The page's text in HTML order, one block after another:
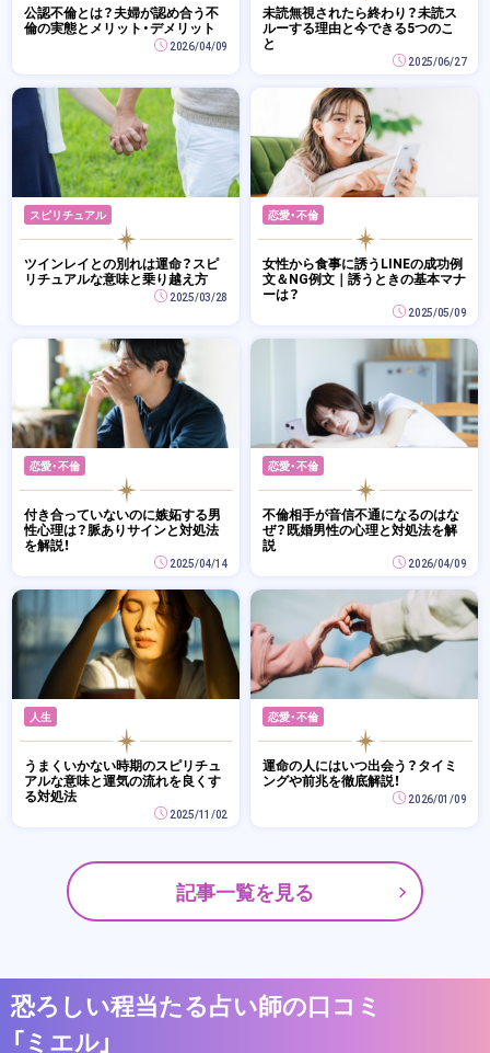
公認不倫とは？夫婦が認め合う不
倫の実態とメリット・デメリット
2026/04/09
未読無視されたら終わり？未読ス
ルーする理由と今できる5つのこ
と
2025/06/27
スピリチュアル
ツインレイとの別れは運命？スピ
リチュアルな意味と乗り越え方
2025/03/28
恋愛・不倫
女性から食事に誘うLINEの成功例
文＆NG例文｜誘うときの基本マナ
ーは？
2025/05/09
恋愛・不倫
付き合っていないのに嫉妬する男
性心理は？脈ありサインと対処法
を解説！
2025/04/14
恋愛・不倫
不倫相手が音信不通になるのはな
ぜ？既婚男性の心理と対処法を解
説
2026/04/09
人生
うまくいかない時期のスピリチュ
アルな意味と運気の流れを良くす
る対処法
2025/11/02
恋愛・不倫
運命の人にはいつ出会う？タイミ
ングや前兆を徹底解説！
2026/01/09
記事一覧を見る
恐ろしい程当たる占い師の口コミ
「ミエル」